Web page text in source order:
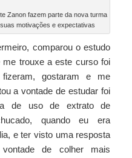
Zanon fazem parte da nova turma
motivações e expectativas
comparou o estudo
me trouxe a este curso foi
gostaram e me
a vontade de estudar foi
de uso de extrato de
quando eu era
e ter visto uma resposta
de colher mais